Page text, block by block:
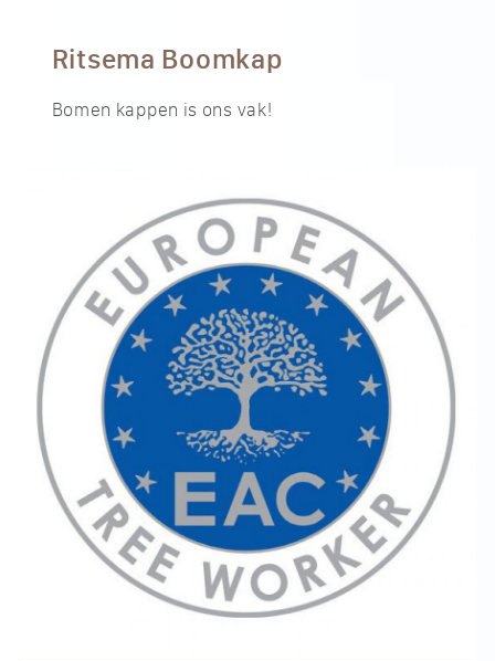
Ritsema Boomkap
Bomen kappen is ons vak!